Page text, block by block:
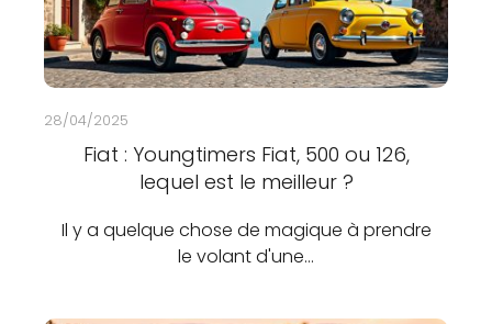
28/04/2025
Fiat : Youngtimers Fiat, 500 ou 126,
lequel est le meilleur ?
Il y a quelque chose de magique à prendre
le volant d'une…